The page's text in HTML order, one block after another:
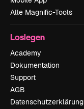
Alle Magnific-Tools
Loslegen
Academy
Dokumentation
Support
AGB
Datenschutzerklärung